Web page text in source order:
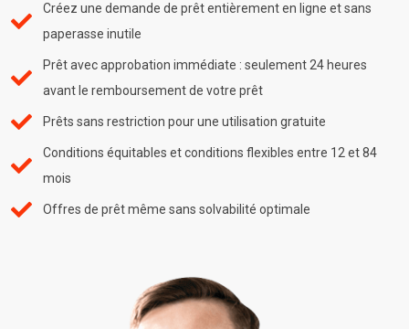
Créez une demande de prêt entièrement en ligne et sans
paperasse inutile
Prêt avec approbation immédiate : seulement 24 heures
avant le remboursement de votre prêt
Prêts sans restriction pour une utilisation gratuite
Conditions équitables et conditions flexibles entre 12 et 84
mois
Offres de prêt même sans solvabilité optimale